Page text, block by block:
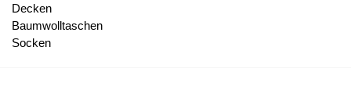
Decken
Baumwolltaschen
Socken